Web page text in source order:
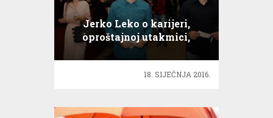
Jerko Leko o karijeri,
oproštajnoj utakmici,
mirovini…
18. SIJEČNJA 2016.